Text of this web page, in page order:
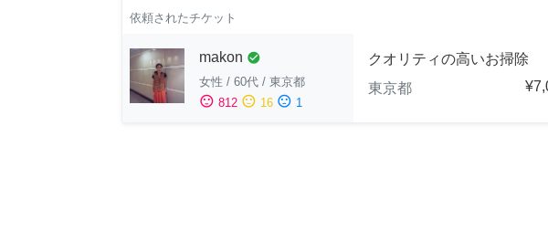
依頼されたチケット
makon check_circle
女性 / 60代 / 東京都
sentiment_satisfied 812 sentiment_neutral 16 sentiment_dissatisfied 1
クオリティの高いお掃除
東京都